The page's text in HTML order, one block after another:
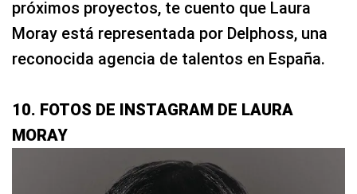
próximos proyectos, te cuento que Laura
Moray está representada por Delphoss, una
reconocida agencia de talentos en España.
10. FOTOS DE INSTAGRAM DE LAURA
MORAY